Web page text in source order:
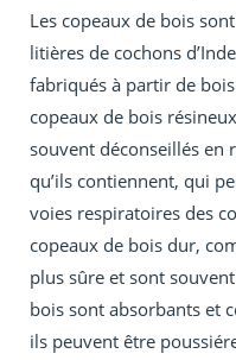
Les copeaux de bois
litières de cochons
fabriqués à partir de
copeaux de bois
souvent déconseillés en
qu’ils contiennent, qui
voies respiratoires des
copeaux de bois dur,
plus sûre et sont
bois sont absorbants et
ils peuvent être